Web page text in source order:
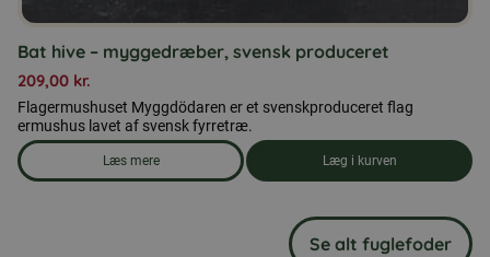
Bat hive – myggedræber, svensk produceret
209,00 kr.
Flagermushuset Myggdödaren er et svenskproduceret flag
ermushus lavet af svensk fyrretræ.
Læs mere
om produkten Bat hive – myggedræber, svensk produceret
Læg i kurven
Se alt fuglefoder